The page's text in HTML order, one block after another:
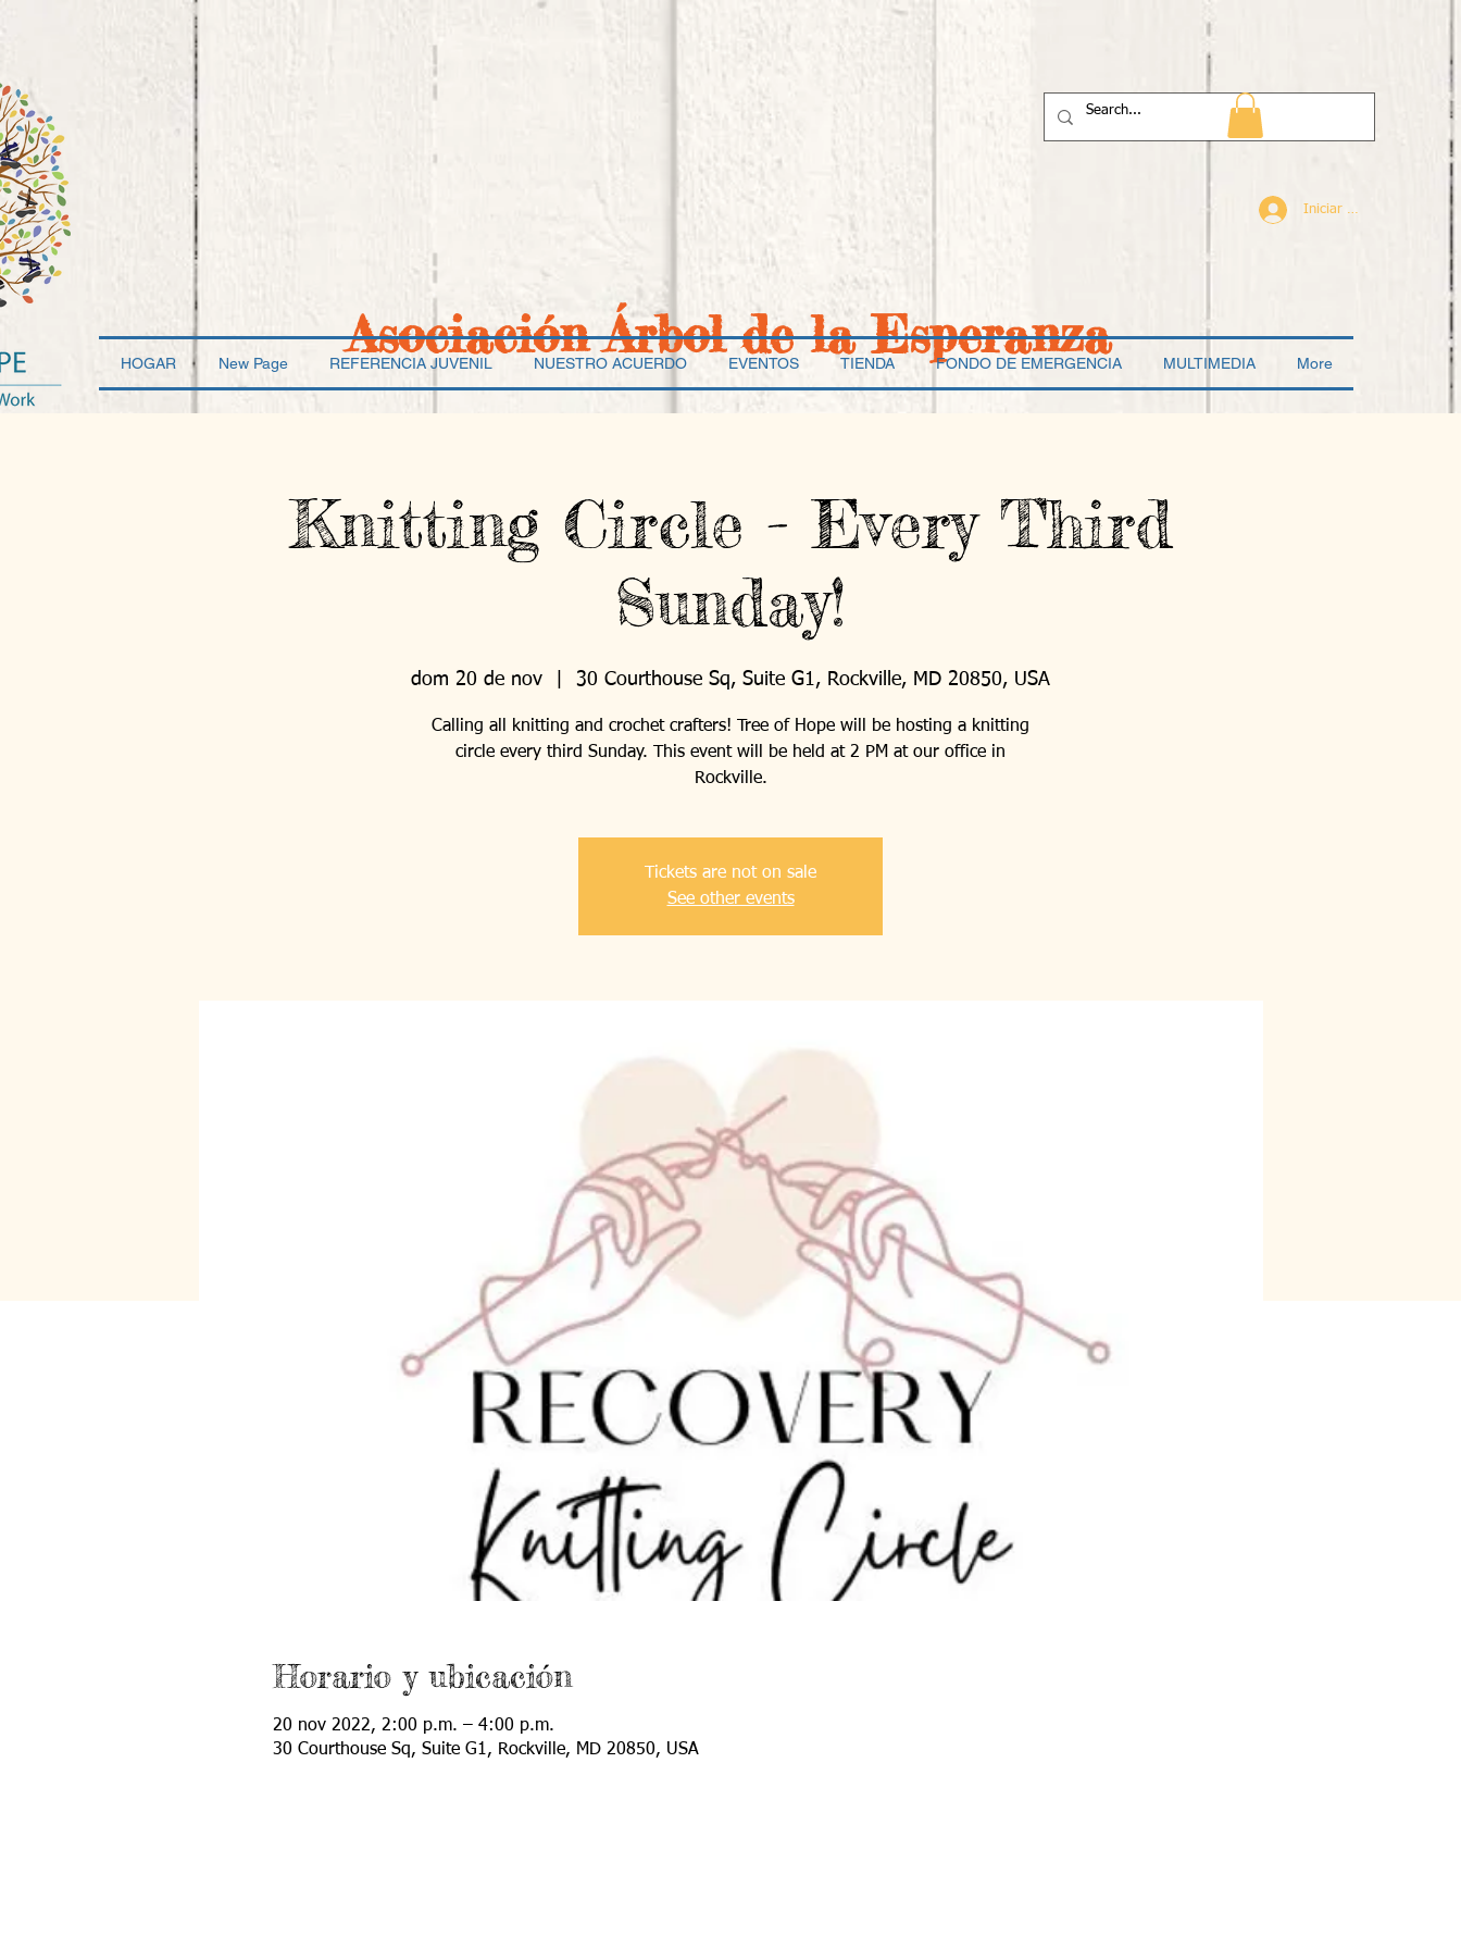
Iniciar sesión
Asociación Árbol de la Esperanza
HOGAR New Page REFERENCIA JUVENIL NUESTRO ACUERDO EVENTOS TIENDA FONDO DE EMERGENCIA MULTIMEDIA More
Knitting Circle - Every Third
Sunday!
dom 20 de nov 30 Courthouse Sq, Suite G1, Rockville, MD 20850, USA
Calling all knitting and crochet crafters! Tree of Hope will be hosting a knitting
circle every third Sunday. This event will be held at 2 PM at our office in
Rockville.
Tickets are not on sale
See other events
Horario y ubicación
20 nov 2022, 2:00 p.m. – 4:00 p.m.
30 Courthouse Sq, Suite G1, Rockville, MD 20850, USA